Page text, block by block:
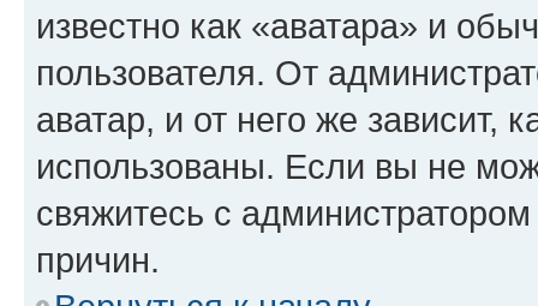
известно как «аватара» и
пользователя. От
аватар, и от него же зависит,
использованы. Если вы не
свяжитесь с
причин.